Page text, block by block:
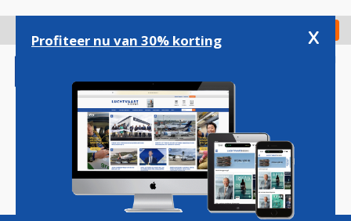
gaan
Check in
Magazine Podcasts Vacatures
Profiteer nu van 30% korting x